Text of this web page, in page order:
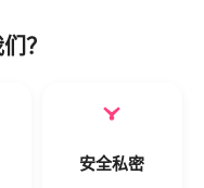
？
安全私密